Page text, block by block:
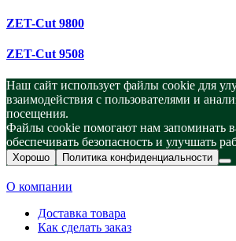
ZET-Cut 9800
ZET-Cut 9508
Наш сайт использует файлы cookie для
взаимодействия с пользователями и
посещения.
Файлы cookie помогают нам запоминать
обеспечивать безопасность и улучшать
Хорошо Политика конфиденциальности
О компании
Доставка товара
Как сделать заказ